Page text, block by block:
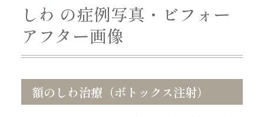
しわ の症例写真・ビフォー
アフター画像
額のしわ治療（ボトックス注射）